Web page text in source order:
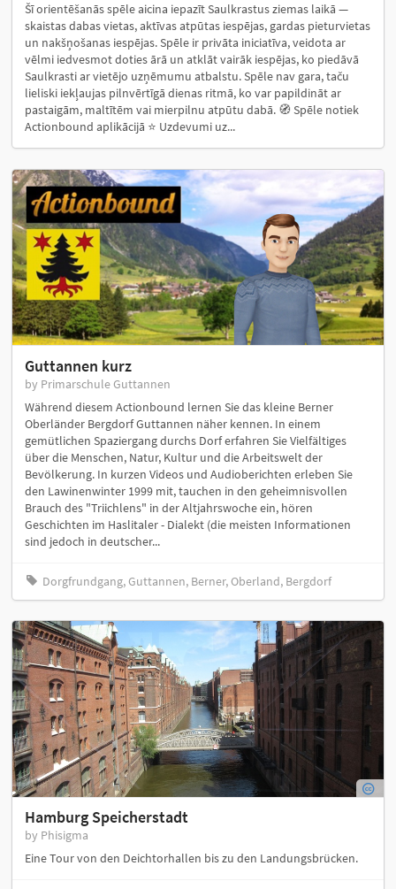
Šī orientēšanās spēle aicina iepazīt Saulkrastus ziemas laikā —
skaistas dabas vietas, aktīvas atpūtas iespējas, gardas pieturvietas
un nakšņošanas iespējas. Spēle ir privāta iniciatīva, veidota ar
vēlmi iedvesmot doties ārā un atklāt vairāk iespējas, ko piedāvā
Saulkrasti ar vietējo uzņēmumu atbalstu. Spēle nav gara, taču
lieliski iekļaujas pilnvērtīgā dienas ritmā, ko var papildināt ar
pastaigām, maltītēm vai mierpilnu atpūtu dabā. 🧭 Spēle notiek
Actionbound aplikācijā ⭐ Uzdevumi uz...
Guttannen kurz
by Primarschule Guttannen
Während diesem Actionbound lernen Sie das kleine Berner
Oberländer Bergdorf Guttannen näher kennen. In einem
gemütlichen Spaziergang durchs Dorf erfahren Sie Vielfältiges
über die Menschen, Natur, Kultur und die Arbeitswelt der
Bevölkerung. In kurzen Videos und Audioberichten erleben Sie
den Lawinenwinter 1999 mit, tauchen in den geheimnisvollen
Brauch des "Triichlens" in der Altjahrswoche ein, hören
Geschichten im Haslitaler - Dialekt (die meisten Informationen
sind jedoch in deutscher...
Dorgfrundgang, Guttannen, Berner, Oberland, Bergdorf
Hamburg Speicherstadt
by Phisigma
Eine Tour von den Deichtorhallen bis zu den Landungsbrücken.